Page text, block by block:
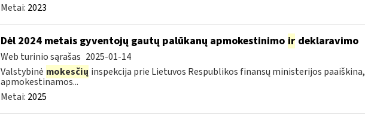
Metai: 2023
Dėl 2024 metais gyventojų gautų palūkanų apmokestinimo irdeklaravimo
Web turinio sąrašas 2025-01-14
Valstybinė mokesčių inspekcija prie Lietuvos Respublikos finansų ministerijos paaiškina,
apmokestinamos...
Metai: 2025